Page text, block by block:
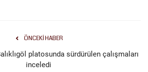
ÖNCEKI HABER
platosunda sürdürülen çalışmaları
inceledi